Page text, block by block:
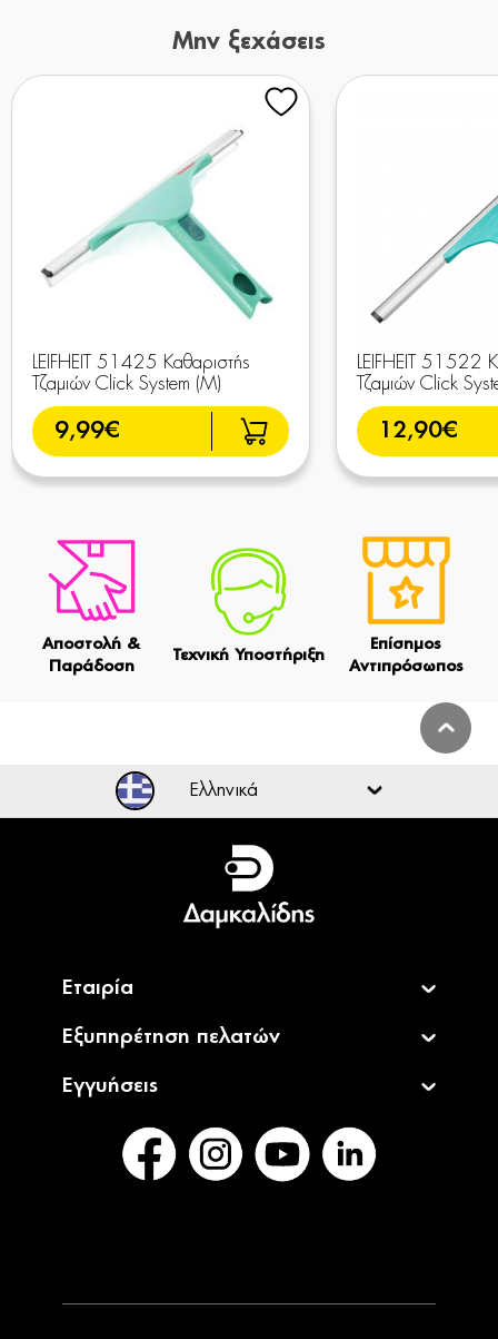
Μην ξεχάσεις
LEIFHEIT 51425 Καθαριστής
Τζαμιών Click System (Μ)
9,99€
LEIFHEIT 51522
Τζαμιών Click
12,90€
Αποστολή &
Παράδοση
Τεχνική Υποστήριξη
Επίσημος
Αντιπρόσωπος
Ελληνικά
Ελληνικά
English
Εταιρία
Εξυπηρέτηση πελατών
Εγγυήσεις